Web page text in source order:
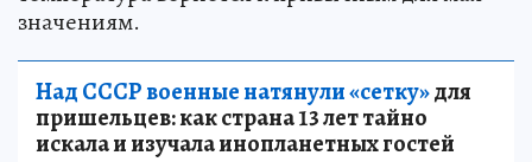
значениям.
Над СССР военные натянули «сетку»для
пришельцев: как страна 13 лет тайно
искала и изучала инопланетных гостей